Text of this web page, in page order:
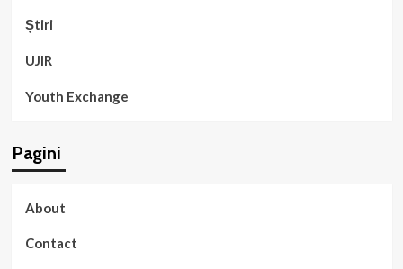
Știri
UJIR
Youth Exchange
Pagini
About
Contact